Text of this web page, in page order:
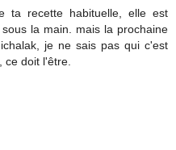
ta recette habituelle, elle est
la main. mais la prochaine
je ne sais pas qui c'est
ce doit l'être.